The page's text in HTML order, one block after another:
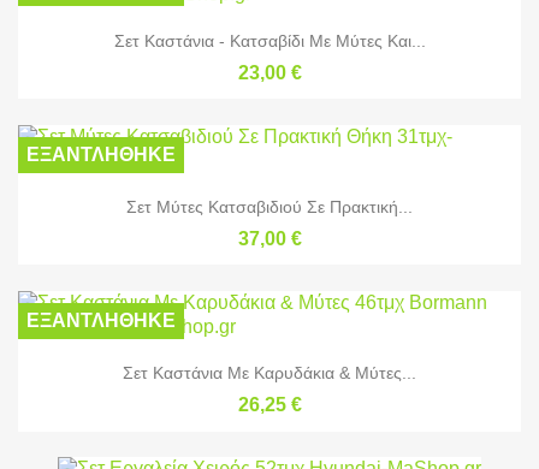
Σετ Καστάνια - Κατσαβίδι Με Μύτες Και...
23,00 €
Σετ Μύτες Κατσαβιδιού Σε Πρακτική...
37,00 €
ΕΞΑΝΤΛΉΘΗΚΕ
Σετ Καστάνια Με Καρυδάκια & Μύτες...
26,25 €
ΕΞΑΝΤΛΉΘΗΚΕ